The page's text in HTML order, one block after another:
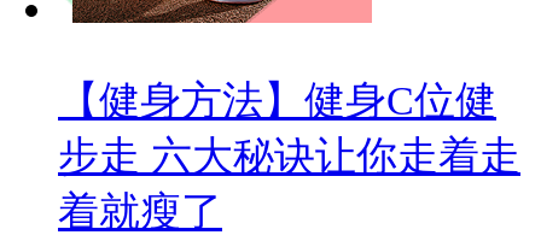
【健身方法】健身C位健
步走 六大秘诀让你走着走
着就瘦了